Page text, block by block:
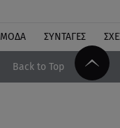
ΜΟΔΑ ΣΥΝΤΑΓΕΣ
Back to Top